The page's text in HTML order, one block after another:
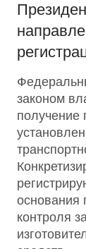
законом
получение
основания
контроля